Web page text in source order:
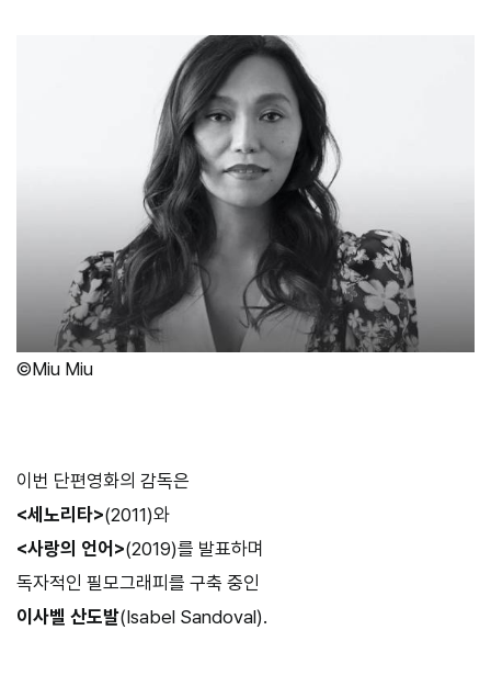
©Miu Miu
이번 단편영화의 감독은
<세노리타>(2011)와
<사랑의 언어>(2019)를 발표하며
독자적인 필모그래피를 구축 중인
이사벨 산도발(Isabel Sandoval).